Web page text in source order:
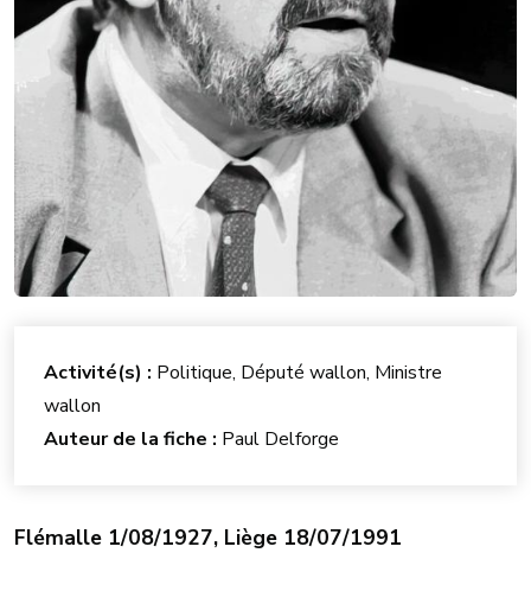
Flémalle 1/08/1927, Liège 18/07/1991
Activité(s) : Politique, Député wallon, Ministre
wallon
Auteur de la fiche : Paul Delforge